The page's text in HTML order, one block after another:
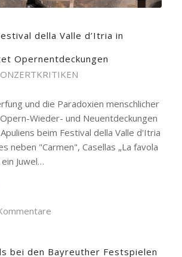
della Valle d’Itria in
Opernentdeckungen
und die Paradoxien menschlicher
Wieder- und Neuentdeckungen
beim Festival della Valle d'Itria
neben "Carmen", Casellas „La favola
Juwel…
bei den Bayreuther Festspielen